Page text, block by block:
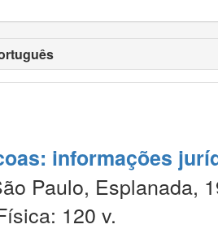
informações
Paulo, Esplanada,
120 v.